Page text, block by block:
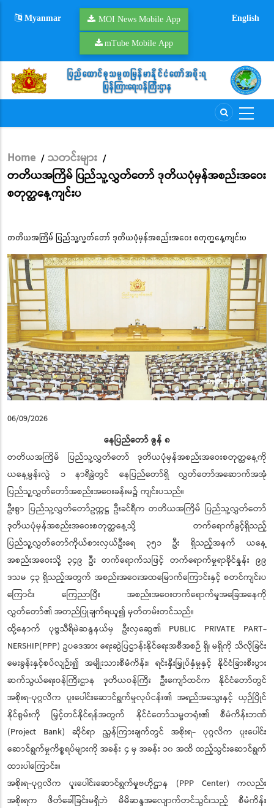
Myanmar MOI News Mobile App
mTube Mobile App
English
Breadcrumb
Home / သတင်းများ /
တတိယအကြိမ် ပြည်သူ့လွှတ်တော် ဒုတိယပုံမှန်အစည်းအဝေး
စတုတ္ထနေ့ကျင်းပ
တတိယအကြိမ် ပြည်သူ့လွှတ်တော် ဒုတိယပုံမှန်အစည်းအဝေး စတုတ္ထနေ့ကျင်းပ
06/09/2026
နေပြည်တော် ဇွန် ၈
တတိယအကြိမ် ပြည်သူ့လွှတ်တော် ဒုတိယပုံမှန်အစည်းအဝေးစတုတ္ထနေ့ကို
ယနေ့မွန်းလွဲ ၁ နာရီခွဲတွင် နေပြည်တော်ရှိ လွှတ်တော်အဆောက်အအုံ
ပြည်သူ့လွှတ်တော်အစည်းအဝေးခန်းမ၌ ကျင်းပသည်။
ဦးစွာ ပြည်သူ့လွှတ်တော်ဥက္ကဋ္ဌ ဦးခင်ရီက တတိယအကြိမ် ပြည်သူ့လွှတ်တော်
ဒုတိယပုံမှန်အစည်းအဝေးစတုတ္ထနေ့သို့ တက်ရောက်ခွင့်ရှိသည့်
ပြည်သူ့လွှတ်တော်ကိုယ်စားလှယ်ဦးရေ ၃၅၁ ဦး ရှိသည့်အနက် ယနေ့
အစည်းအဝေးသို့ ၃၄၉ ဦး တက်ရောက်သဖြင့် တက်ရောက်မှုရာခိုင်နှုန်း ၉၉
ဒသမ ၄၃ ရှိသည့်အတွက် အစည်းအဝေးအထမြောက်ကြောင်းနှင့် စတင်ကျင်းပ
ကြောင်း ကြေညာပြီး အစည်းအဝေးတက်ရောက်မှုအခြေအနေကို
လွှတ်တော်၏ အတည်ပြုချက်ရယူ၍ မှတ်တမ်းတင်သည်။
ထို့နောက် ပုဗ္ဗသီရိမဲဆန္ဒနယ်မှ ဦးလှဆွေ၏ PUBLIC PRIVATE PART-
NERSHIP(PPP) ဥပဒေအား ရေးဆွဲပြဋ္ဌာန်းနိုင်ရေးအစီအစဉ် ရှိ၊ မရှိကို သိလိုခြင်း
မေးခွန်းနှင့်စပ်လျဉ်း၍ အမျိုးသားစီမံကိန်း၊ ရင်းနှီးမြှုပ်နှံမှုနှင့် နိုင်ငံခြားစီးပွား
ဆက်သွယ်ရေးဝန်ကြီးဌာန ဒုတိယဝန်ကြီး ဦးကျော်ထင်က နိုင်ငံတော်တွင်
အစိုးရ-ပုဂ္ဂလိက ပူးပေါင်းဆောင်ရွက်မှုလုပ်ငန်း၏ အရည်အသွေးနှင့် ယှဉ်ပြိုင်
နိုင်စွမ်းကို မြှင့်တင်နိုင်ရန်အတွက် နိုင်ငံတော်သမ္မတရုံး၏ စီမံကိန်းဘဏ်
(Project Bank) ဆိုင်ရာ ညွှန်ကြားချက်တွင် အစိုးရ- ပုဂ္ဂလိက ပူးပေါင်း
ဆောင်ရွက်မှုကိစ္စရပ်များကို အခန်း ၄ မှ အခန်း ၁၀ အထိ ထည့်သွင်းဆောင်ရွက်
ထားပါကြောင်း။
အစိုးရ-ပုဂ္ဂလိက ပူးပေါင်းဆောင်ရွက်မှုဗဟိုဌာန (PPP Center) ကလည်း
အစိုးရက ဖိတ်ခေါ်ခြင်းမရှိဘဲ မိမိဆန္ဒအလျောက်တင်သွင်းသည့် စီမံကိန်း